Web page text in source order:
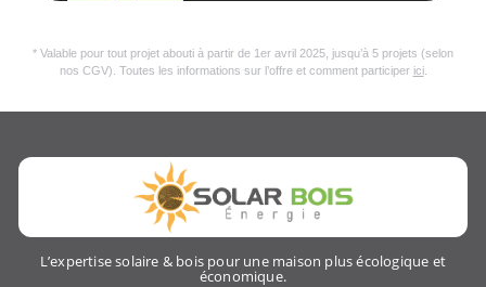
* Valable pour tout projet abouti à partir de 1er avril 2025, jusqu’à 5 projets (selon
nos CGV). Toutes les informations sur l’offre et comment participer ici.
L’expertise solaire & bois pour une maison plus écologique et
économique.